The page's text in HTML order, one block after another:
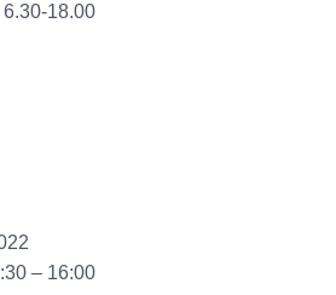
18.00
– 16:00